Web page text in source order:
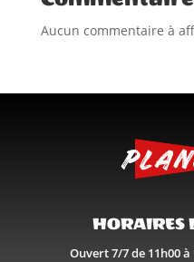
Aucun commentaire à
HORAIRES
Ouvert 7/7 de 11h00 à